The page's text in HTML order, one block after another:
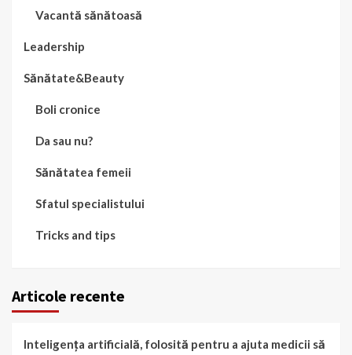
Vacantă sănătoasă
Leadership
Sănătate&Beauty
Boli cronice
Da sau nu?
Sănătatea femeii
Sfatul specialistului
Tricks and tips
Articole recente
Inteligența artificială, folosită pentru a ajuta medicii să